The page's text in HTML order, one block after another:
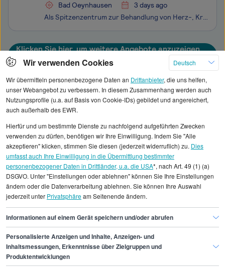
Bad Oeynhausen
3 days ago
Als Spitzenzentrum zur Behandlung von Herz-, Kreislauf- und Diabeteserkrankungen mit mehr als 2.800 Beschäftigten zählt das Herz- und Diabeteszentrum Nordrhein-Westfalen (HDZ NRW) als Universitätsklinikum der Ruhr-Universität Bochum und enger Kooperationspartner der Universität Bielefeld zu den größ
Klicken Sie hier, um weitere Angebote anzuzeigen
Alle angezeigten Gehaltsdaten beruhen auf
Durchschnittswerte und die Angaben können nicht
einzelnen Stellenangeboten zugeordnet werden.
Gehaltsinformationen
IT
System- und Netzwerkadministrator/in
System- und Netzwerkadministrator/in Bielefeld
Finde den Job,
der zu dir passt.
Wir verwenden Cookies
Deutsch
Wir übermitteln personenbezogene Daten an Drittanbieter, die uns helfen,
unser Webangebot zu verbessern. In diesem Zusammenhang werden auch
Nutzungsprofile (u.a. auf Basis von Cookie-IDs) gebildet und angereichert,
auch außerhalb des EWR.
Hierfür und um bestimmte Dienste zu nachfolgend aufgeführten Zwecken
verwenden zu dürfen, benötigen wir Ihre Einwilligung. Indem Sie "Alle
akzeptieren" klicken, stimmen Sie diesen (jederzeit widerruflich) zu. Dies
umfasst auch Ihre Einwilligung in die Übermittlung bestimmter
personenbezogener Daten in Drittländer, u.a. die USA*, nach Art. 49 (1) (a)
DSGVO. Unter "Einstellungen oder ablehnen" können Sie Ihre Einstellungen
ändern oder die Datenverarbeitung ablehnen. Sie können Ihre Auswahl
jederzeit unter Privatsphäream Seitenende ändern.
Informationen auf einem Gerät speichern und/oder abrufen
Personalisierte Anzeigen und Inhalte, Anzeigen- und
Inhaltsmessungen, Erkenntnisse über Zielgruppen und
Produktentwicklungen